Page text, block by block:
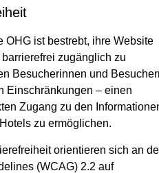
ist bestrebt, ihre Website
zugänglich zu
Besucherinnen und
Einschränkungen – einen
Zugang zu den
zu ermöglichen.
orientieren sich an
(WCAG) 2.2 auf